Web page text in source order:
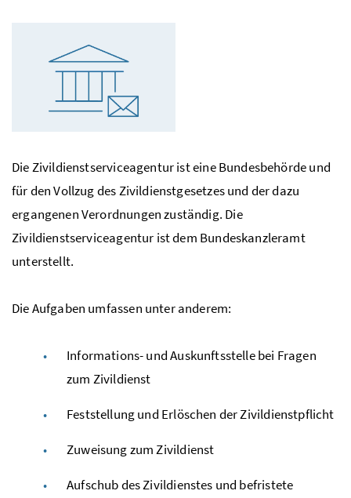
Die Zivildienstserviceagentur ist eine Bundesbehörde und
für den Vollzug des Zivildienstgesetzes und der dazu
ergangenen Verordnungen zuständig. Die
Zivildienstserviceagentur ist dem Bundeskanzleramt
unterstellt.
Die Aufgaben umfassen unter anderem:
Informations- und Auskunftsstelle bei Fragen
zum Zivildienst
Feststellung und Erlöschen der Zivildienstpflicht
Zuweisung zum Zivildienst
Aufschub des Zivildienstes und befristete